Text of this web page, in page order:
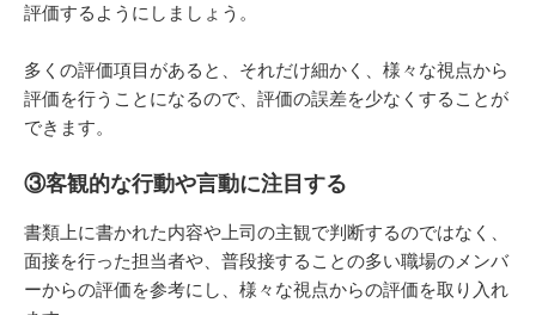
評価するようにしましょう。
多くの評価項目があると、それだけ細かく、様々な視点から
評価を行うことになるので、評価の誤差を少なくすることが
できます。
③客観的な行動や言動に注目する
書類上に書かれた内容や上司の主観で判断するのではなく、
面接を行った担当者や、普段接することの多い職場のメンバ
ーからの評価を参考にし、様々な視点からの評価を取り入れ